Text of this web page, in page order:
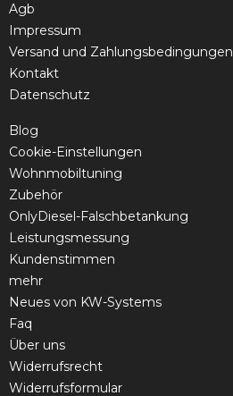
Agb
Impressum
Versand und Zahlungsbedingungen
Kontakt
Datenschutz
Blog
Cookie-Einstellungen
Wohnmobiltuning
Zubehör
OnlyDiesel-Falschbetankung
Leistungsmessung
Kundenstimmen
mehr
Neues von KW-Systems
Faq
Über uns
Widerrufsrecht
Widerrufsformular